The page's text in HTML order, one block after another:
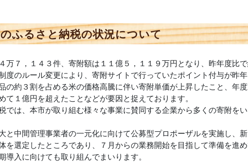
ふるさと納税の状況について
７，１４３件、寄附額は１１億５，１１９万円となり、昨年度比
度のルール変更により、寄附サイトで行っていたポイント付与が昨
の約３割を占める米の価格高騰に伴い寄附単価が上昇したこと、年
て１億円を超えたことなどが要因と捉えております。
は、本市が取り組む様々な事業に賛同する企業から多くの寄附を
中間管理事業者の一元化に向けて公募型プロポーザルを実施し、
を選定したところであり、７月からの業務開始を目指して準備を進
導入に向けても取り組んでまいります。